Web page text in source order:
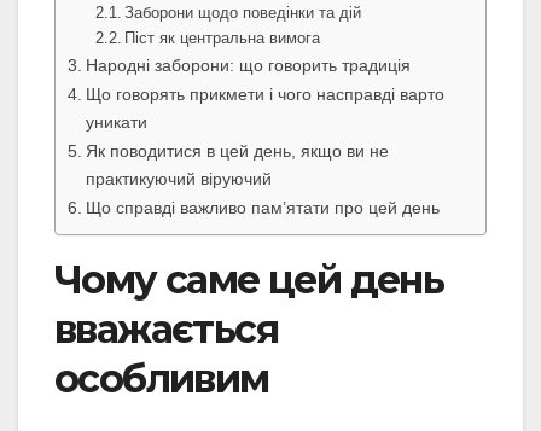
Заборони щодо поведінки та дій
Піст як центральна вимога
Народні заборони: що говорить традиція
Що говорять прикмети і чого насправді варто
уникати
Як поводитися в цей день, якщо ви не
практикуючий віруючий
Що справді важливо пам’ятати про цей день
Чому саме цей день
вважається
особливим